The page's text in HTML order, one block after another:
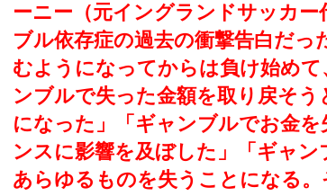
ーニー（元イングランドサッカ
ブル依存症の過去の衝撃告白だ
むようになってからは負け始め
ンブルで失った金額を取り戻そ
になった」「ギャンブルでお金
ンスに影響を及ぼした」「ギャ
あらゆるものを失うことになる